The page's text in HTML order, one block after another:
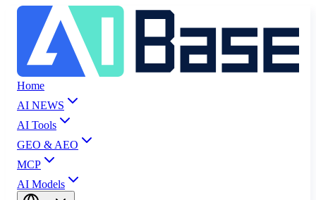
Home
AI NEWS
AI Tools
GEO & AEO
MCP
AI Models